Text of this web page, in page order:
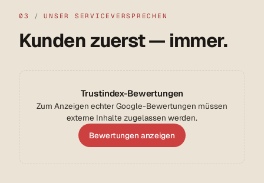
03 / UNSER SERVICEVERSPRECHEN
Kunden zuerst — immer.
Trustindex-Bewertungen
Zum Anzeigen echter Google-Bewertungen müssen
externe Inhalte zugelassen werden.
Bewertungen anzeigen